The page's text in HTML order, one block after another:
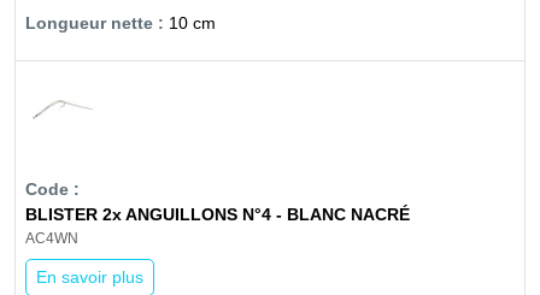
10 cm
BLISTER 2x ANGUILLONS N°4 - BLANC NACRÉ
AC4WN
En savoir plus